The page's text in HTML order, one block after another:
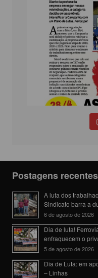
Postagens recentes
A luta dos
Sindicato barra a
6 de agosto de 2026
Dia de luta!
enfraquecem o
5 de agosto de 2026
Dia de Luta: em
– Linhas